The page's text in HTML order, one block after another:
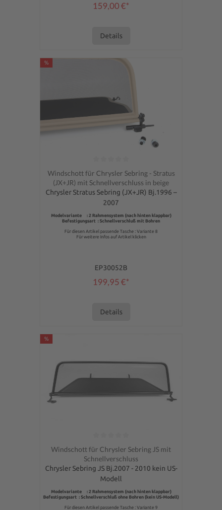
159,00 €*
Details
%
Durchschnittliche Bewertung von 0 von 5 Sternen
Windschott für Chrysler Sebring - Stratus
(JX+JR) mit Schnellverschluss in beige
Chrysler Stratus Sebring (JX+JR) Bj.1996 –
2007
Modelvariante : 2 Rahmensystem (nach hinten klappbar)
Befestigungsart : Schnellverschluß mit Bohren
Für diesen Artikel passende Tasche : Variante 8
Für weitere Infos auf Artikel klicken
EP30052B
199,95 €*
Details
%
Durchschnittliche Bewertung von 0 von 5 Sternen
Windschott für Chrysler Sebring JS mit
Schnellverschluss
Chrysler Sebring JS Bj.2007 - 2010 kein US-
Modell
Modelvariante : 2 Rahmensystem (nach hinten klappbar)
Befestigungsart : Schnellverschluß ohne Bohren (kein US-Modell)
Für diesen Artikel passende Tasche : Variante 9